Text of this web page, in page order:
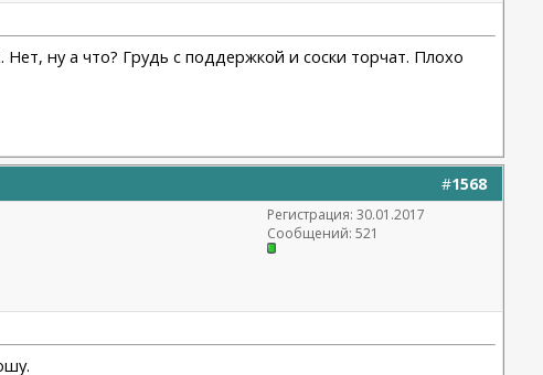
ну а что? Грудь с поддержкой и соски торчат. Плохо
#1568
Регистрация: 30.01.2017
Сообщений: 521